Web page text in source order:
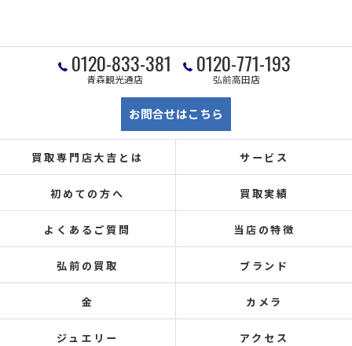
0120-833-381
青森観光通店
0120-771-193
弘前高田店
お問合せはこちら
買取専門店大吉とは サービス
初めての方へ 買取実績
よくあるご質問 当店の特徴
弘前の買取 ブランド
金 カメラ
ジュエリー アクセス